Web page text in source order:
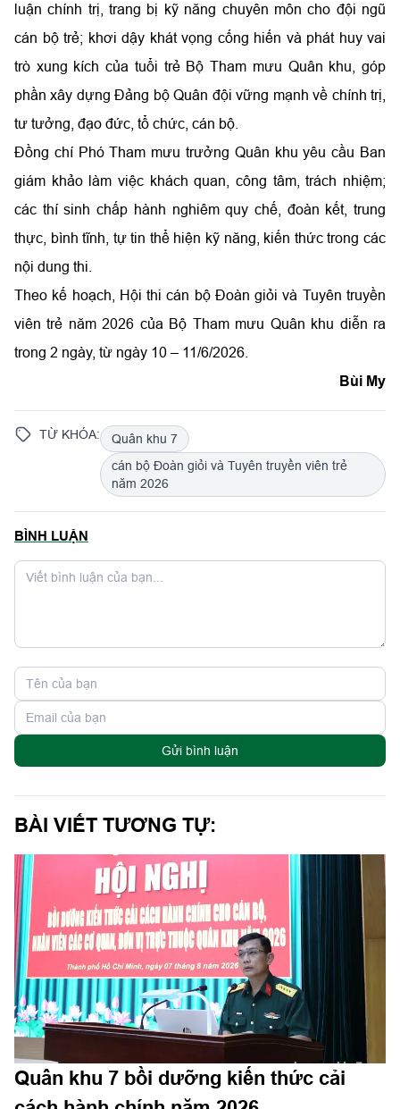
luận chính trị, trang bị kỹ năng chuyên môn cho đội ngũ
cán bộ trẻ; khơi dậy khát vọng cống hiến và phát huy vai
trò xung kích của tuổi trẻ Bộ Tham mưu Quân khu, góp
phần xây dựng Đảng bộ Quân đội vững mạnh về chính trị,
tư tưởng, đạo đức, tổ chức, cán bộ.
Đồng chí Phó Tham mưu trưởng Quân khu yêu cầu Ban
giám khảo làm việc khách quan, công tâm, trách nhiệm;
các thí sinh chấp hành nghiêm quy chế, đoàn kết, trung
thực, bình tĩnh, tự tin thể hiện kỹ năng, kiến thức trong các
nội dung thi.
Theo kế hoạch, Hội thi cán bộ Đoàn giỏi và Tuyên truyền
viên trẻ năm 2026 của Bộ Tham mưu Quân khu diễn ra
trong 2 ngày, từ ngày 10 – 11/6/2026.
Bùi My
TỪ KHÓA:
Quân khu 7
cán bộ Đoàn giỏi và Tuyên truyền viên trẻ
năm 2026
BÌNH LUẬN
Gửi bình luận
BÀI VIẾT TƯƠNG TỰ:
Quân khu 7 bồi dưỡng kiến thức cải